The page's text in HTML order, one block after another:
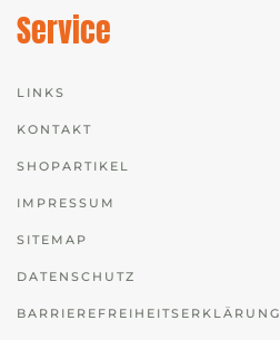
Service
LINKS
KONTAKT
SHOPARTIKEL
IMPRESSUM
SITEMAP
DATENSCHUTZ
BARRIEREFREIHEITSERKLÄRUNG